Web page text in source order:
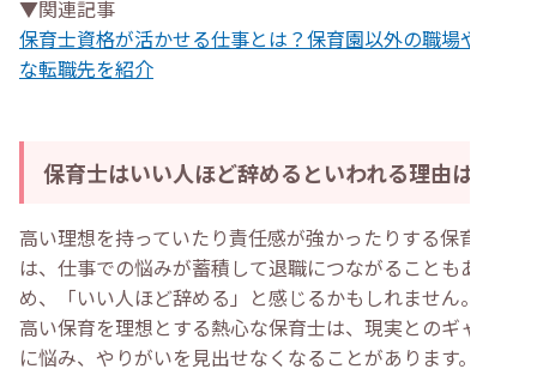
▼関連記事
保育士資格が活かせる仕事とは？保育園以外の職場や意外
な転職先を紹介
保育士はいい人ほど辞めるといわれる理由は？
高い理想を持っていたり責任感が強かったりする保育士
は、仕事での悩みが蓄積して退職につながることもあるた
め、「いい人ほど辞める」と感じるかもしれません。質の
高い保育を理想とする熱心な保育士は、現実とのギャップ
に悩み、やりがいを見出せなくなることがあります。